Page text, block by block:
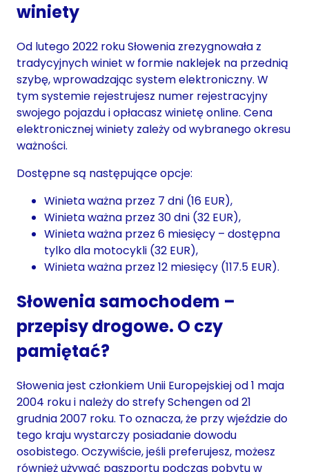
winiety
Od lutego 2022 roku Słowenia zrezygnowała z
tradycyjnych winiet w formie naklejek na przednią
szybę, wprowadzając system elektroniczny. W
tym systemie rejestrujesz numer rejestracyjny
swojego pojazdu i opłacasz winietę online. Cena
elektronicznej winiety zależy od wybranego okresu
ważności.
Dostępne są następujące opcje:
Winieta ważna przez 7 dni (16 EUR),
Winieta ważna przez 30 dni (32 EUR),
Winieta ważna przez 6 miesięcy – dostępna
tylko dla motocykli (32 EUR),
Winieta ważna przez 12 miesięcy (117.5 EUR).
Słowenia samochodem –
przepisy drogowe. O czy
pamiętać?
Słowenia jest członkiem Unii Europejskiej od 1 maja
2004 roku i należy do strefy Schengen od 21
grudnia 2007 roku. To oznacza, że przy wjeździe do
tego kraju wystarczy posiadanie dowodu
osobistego. Oczywiście, jeśli preferujesz, możesz
również używać paszportu podczas pobytu w